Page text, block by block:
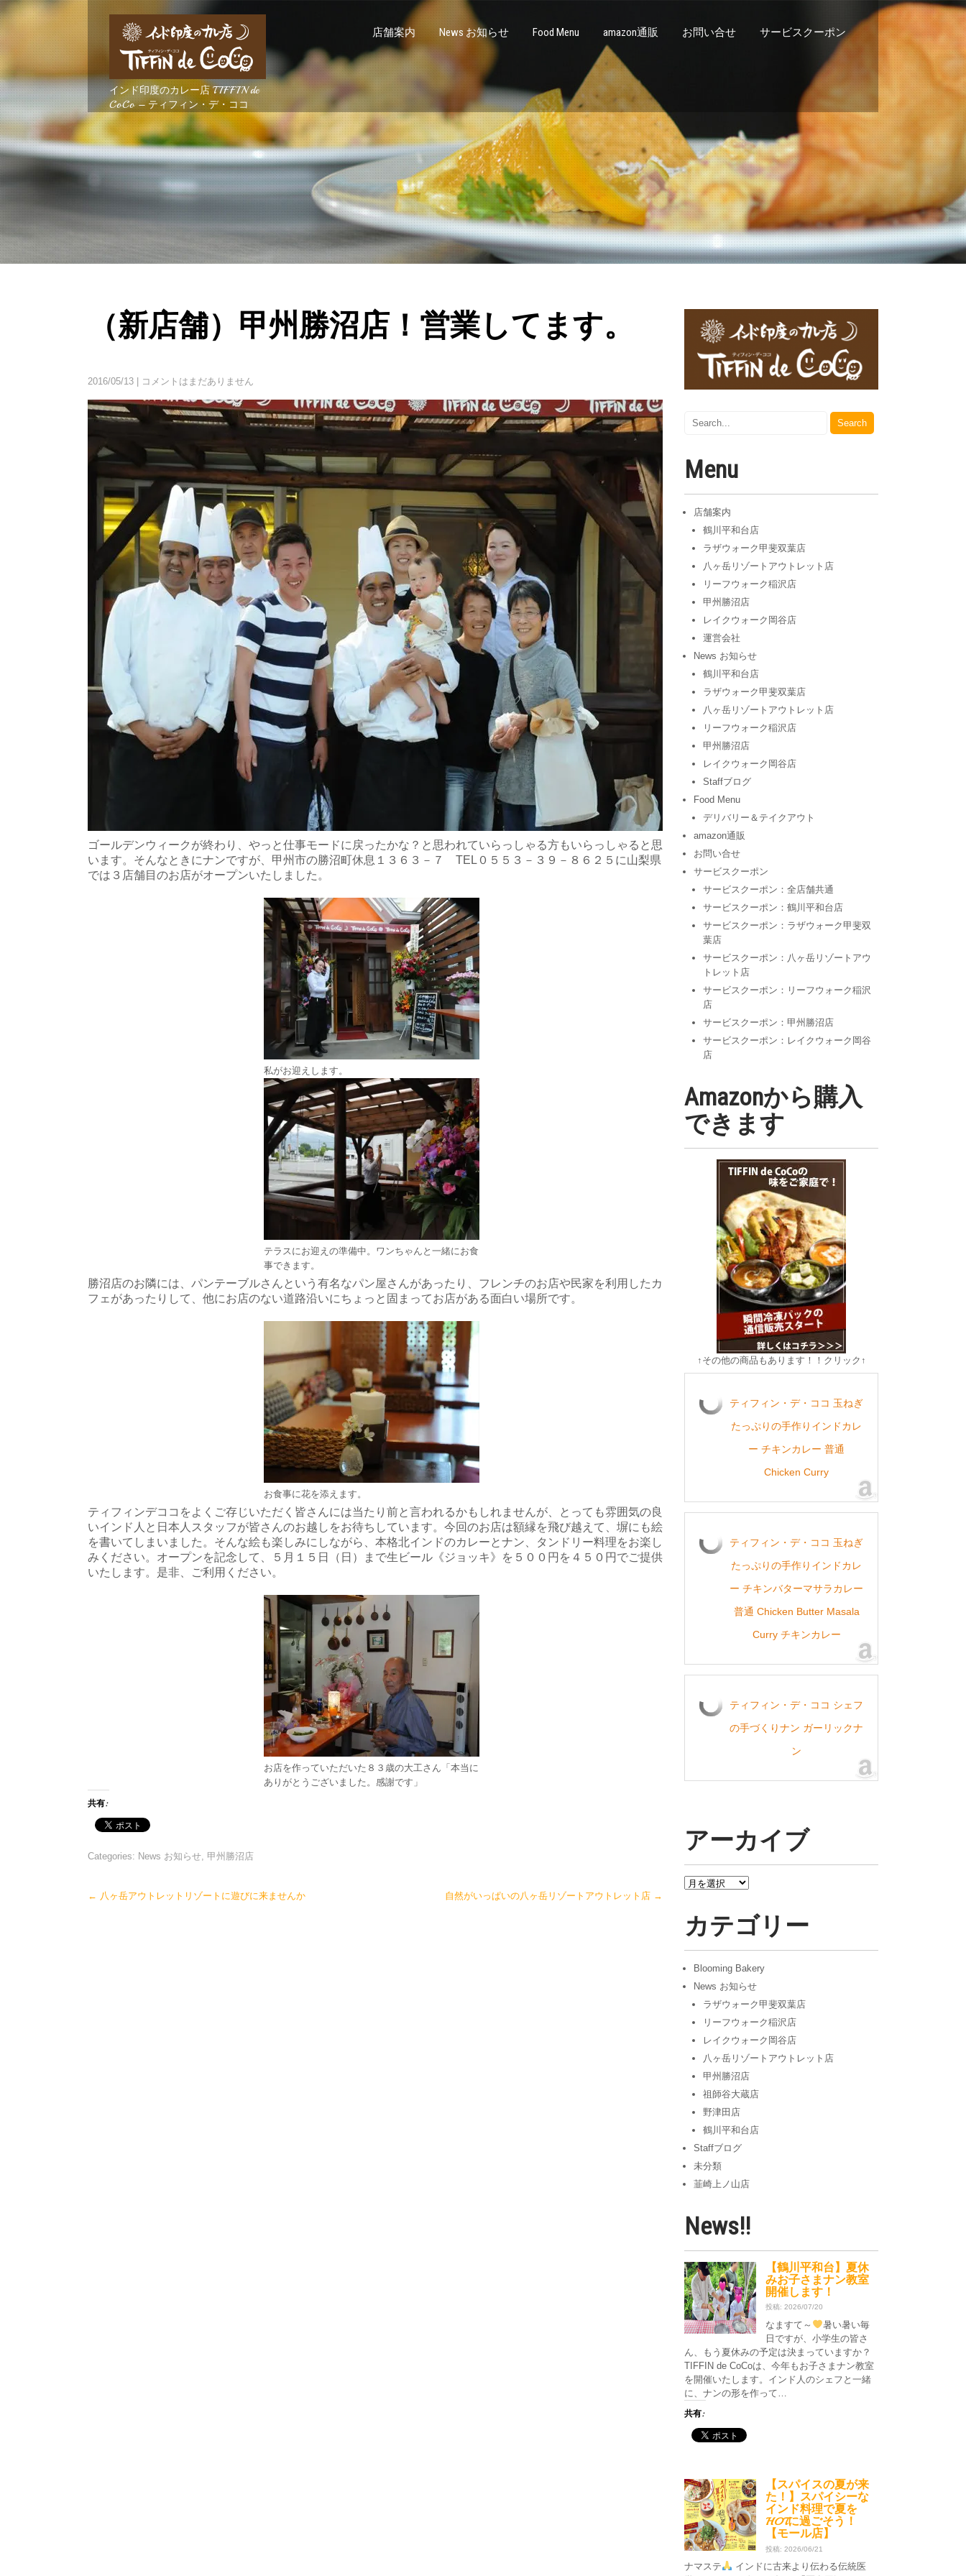
インド印度のカレー店 TIFFIN de
CoCo – ティフィン・デ・ココ
店舗案内 News お知らせ Food Menu amazon通販 お問い合せ サービスクーポン
（新店舗）甲州勝沼店！営業してます。
2016/05/13 コメントはまだありません
ゴールデンウィークが終わり、やっと仕事モードに戻ったかな？と思われていらっしゃる方もいらっしゃると思
います。そんなときにナンですが、甲州市の勝沼町休息１３６３－７ TEL０５５３－３９－８６２５に山梨県
では３店舗目のお店がオープンいたしました。
私がお迎えします。
テラスにお迎えの準備中。ワンちゃんと一緒にお食
事できます。
勝沼店のお隣には、パンテーブルさんという有名なパン屋さんがあったり、フレンチのお店や民家を利用したカ
フェがあったりして、他にお店のない道路沿いにちょっと固まってお店がある面白い場所です。
お食事に花を添えます。
ティフィンデココをよくご存じいただく皆さんには当たり前と言われるかもしれませんが、とっても雰囲気の良
いインド人と日本人スタッフが皆さんのお越しをお待ちしています。今回のお店は額縁を飛び越えて、塀にも絵
を書いてしまいました。そんな絵も楽しみにしながら、本格北インドのカレーとナン、タンドリー料理をお楽し
みください。オープンを記念して、５月１５日（日）まで生ビール《ジョッキ》を５００円を４５０円でご提供
いたします。是非、ご利用ください。
お店を作っていただいた８３歳の大工さん「本当に
ありがとうございました。感謝です」
共有:
Categories: News お知らせ, 甲州勝沼店
Post
← 八ヶ岳アウトレットリゾートに遊びに来ませんか 自然がいっぱいの八ヶ岳リゾートアウトレット店 →
Menu
店舗案内
鶴川平和台店
ラザウォーク甲斐双葉店
八ヶ岳リゾートアウトレット店
リーフウォーク稲沢店
甲州勝沼店
レイクウォーク岡谷店
運営会社
News お知らせ
鶴川平和台店
ラザウォーク甲斐双葉店
八ヶ岳リゾートアウトレット店
リーフウォーク稲沢店
甲州勝沼店
レイクウォーク岡谷店
Staffブログ
Food Menu
デリバリー＆テイクアウト
amazon通販
お問い合せ
サービスクーポン
サービスクーポン：全店舗共通
サービスクーポン：鶴川平和台店
サービスクーポン：ラザウォーク甲斐双
葉店
サービスクーポン：八ヶ岳リゾートアウ
トレット店
サービスクーポン：リーフウォーク稲沢
店
サービスクーポン：甲州勝沼店
サービスクーポン：レイクウォーク岡谷
店
Amazonから購入
できます
↑その他の商品もあります！！クリック↑
ティフィン・デ・ココ 玉ねぎ
たっぷりの手作りインドカレ
ー チキンカレー 普通
Chicken Curry
ティフィン・デ・ココ 玉ねぎ
たっぷりの手作りインドカレ
ー チキンバターマサラカレー
普通 Chicken Butter Masala
Curry チキンカレー
ティフィン・デ・ココ シェフ
の手づくりナン ガーリックナ
ン
アーカイブ
ア
イ
ブカテゴリー
Blooming Bakery
News お知らせ
ラザウォーク甲斐双葉店
リーフウォーク稲沢店
レイクウォーク岡谷店
八ヶ岳リゾートアウトレット店
甲州勝沼店
祖師谷大蔵店
野津田店
鶴川平和台店
Staffブログ
未分類
韮崎上ノ山店
News!!
【鶴川平和台】夏休
みお子さまナン教室
開催します！
投稿: 2026/07/20
なますて～
暑い暑い毎
日ですが、小学生の皆さ
ん、もう夏休みの予定は決まっていますか？
TIFFIN de CoCoは、今年もお子さまナン教室
を開催いたします。インド人のシェフと一緒
に、ナンの形を作って…
共有:
【スパイスの夏が来
た！】スパイシーな
インド料理で夏を
HOTに過ごそう！
【モール店】
投稿: 2026/06/21
ナマステ
インドに古来より伝わる伝統医